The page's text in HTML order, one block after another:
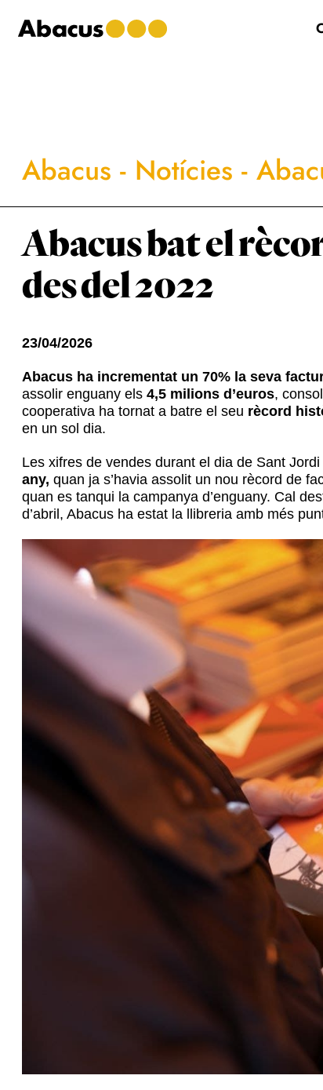
to
to
to
Abacus - Notícies -
Abacus bat el
des del 2022
23/04/2026
Abacus ha incrementat un 70% la seva
assolir enguany els 4,5 milions d’euros,
cooperativa ha tornat a batre el seu rècord
en un sol dia.
Les xifres de vendes durant el dia de Sant
any, quan ja s’havia assolit un nou rècord de
quan es tanqui la campanya d’enguany. Cal
d’abril, Abacus ha estat la llibreria amb més